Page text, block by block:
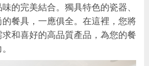
的完美結合。獨具特色的瓷器、
餐具，一應俱全。在這裡，您將
和喜好的高品質產品，為您的餐